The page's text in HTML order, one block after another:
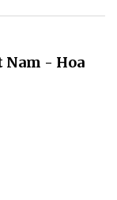
Nam - Hoa